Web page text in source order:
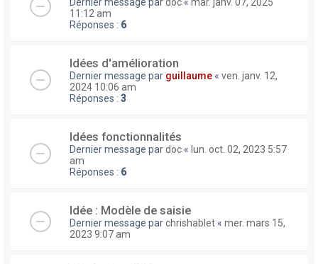
11:12 am
Réponses : 6
Idées d'amélioration
Dernier message par guillaume « ven. janv. 12,
2024 10:06 am
Réponses : 3
Idées fonctionnalités
Dernier message pardoc « lun. oct. 02, 2023 5:57
am
Réponses : 6
Idée : Modèle de saisie
Dernier message parchrishablet « mer. mars 15,
2023 9:07 am